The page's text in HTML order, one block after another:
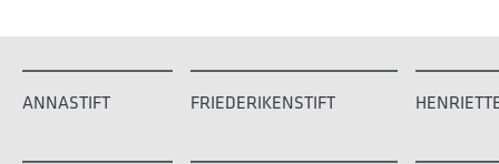
ANNASTIFT FRIEDERIKENSTIFT